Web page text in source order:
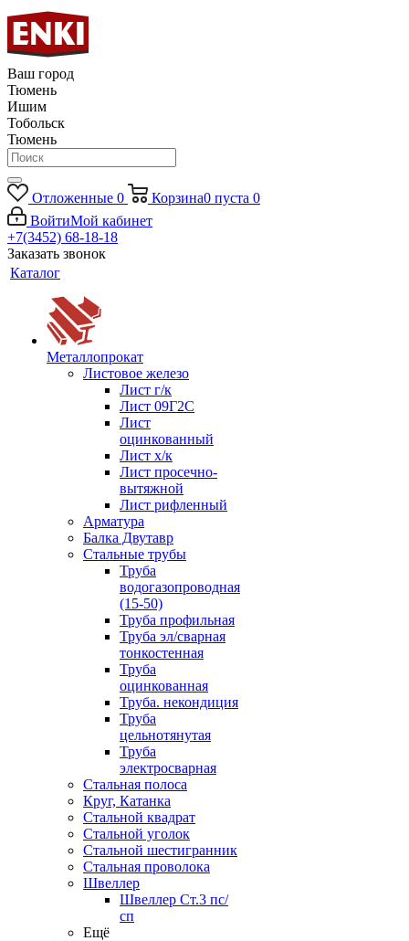
Ваш город
Тюмень
Ишим
Тобольск
Тюмень
Отложенные 0 Корзина0 пуста 0
ВойтиМой кабинет
+7(3452) 68-18-18
Заказать звонок
Каталог
Металлопрокат
Листовое железо
Лист г/к
Лист 09Г2С
Лист
оцинкованный
Лист х/к
Лист просечно-
вытяжной
Лист рифленный
Арматура
Балка Двутавр
Стальные трубы
Труба
водогазопроводная
(15-50)
Труба профильная
Труба эл/сварная
тонкостенная
Труба
оцинкованная
Труба. некондиция
Труба
цельнотянутая
Труба
электросварная
Стальная полоса
Круг, Катанка
Стальной квадрат
Стальной уголок
Стальной шестигранник
Стальная проволока
Швеллер
Швеллер Ст.3 пс/
сп
Ещё